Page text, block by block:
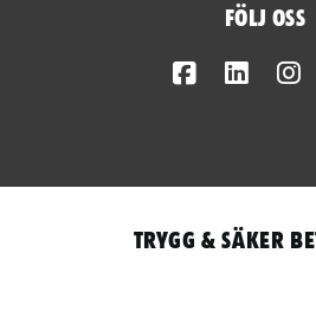
Följ oss
Facebook
Trygg & säker